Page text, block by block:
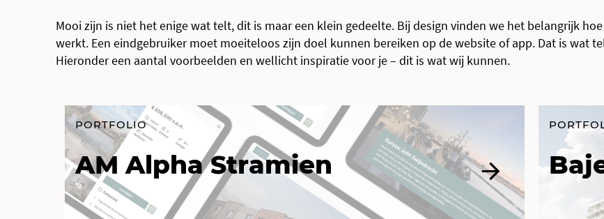
Mooi zijn is niet het enige wat telt, dit is maar een klein gedeelte. Bij design vinden we het belangrijk
werkt. Een eindgebruiker moet moeiteloos zijn doel kunnen bereiken op de website of app. Dat is wat
Hieronder een aantal voorbeelden en wellicht inspiratie voor je – dit is wat wij kunnen.
PORTFOLIO
AM Alpha Stramien